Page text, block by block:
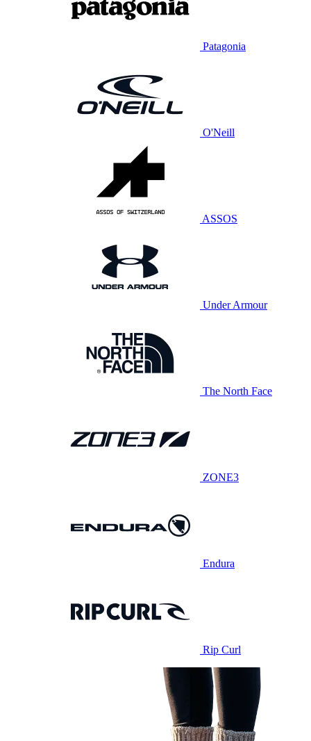
Patagonia
O'Neill
ASSOS
Under Armour
The North Face
ZONE3
Endura
Rip Curl